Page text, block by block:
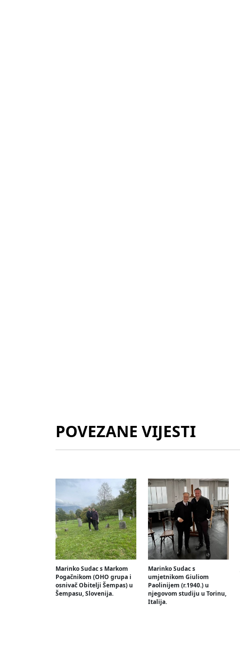
POVEZANE VIJESTI
Marinko Sudac s Markom
Pogačnikom (OHO grupa i
osnivač Obitelji Šempas) u
Šempasu, Slovenija.
Marinko Sudac s
umjetnikom Giuliom
Paolinijem (r.1940.) u
njegovom studiju u Torinu,
Italija.